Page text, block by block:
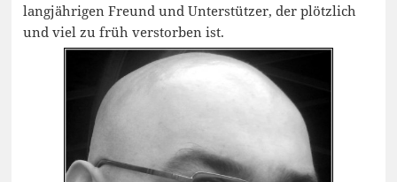
langjährigen Freund und Unterstützer, der plötzlich
und viel zu früh verstorben ist.